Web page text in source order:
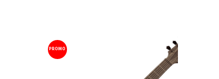
PROMO